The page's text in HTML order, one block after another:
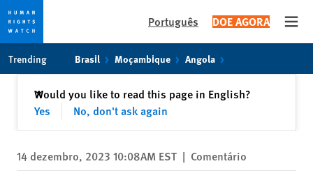
content
Português DOE AGORA
Trending Brasil Moçambique Angola
Would you like to read this page in English?
Yes
No, don't ask again
✕Fechar
14 dezembro, 2023 10:08AM EST | Comentário